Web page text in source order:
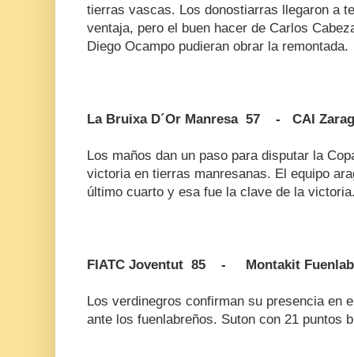
tierras vascas. Los donostiarras llegaron a
ventaja, pero el buen hacer de Carlos
Diego Ocampo pudieran obrar la remontada.
La Bruixa D´Or Manresa 57 - CAI
Los maños dan un paso para disputar la
victoria en tierras manresanas. El equipo
último cuarto y esa fue la clave de la
FIATC Joventut 85 - Montakit
Los verdinegros confirman su presencia en
ante los fuenlabreños. Suton con 21 puntos